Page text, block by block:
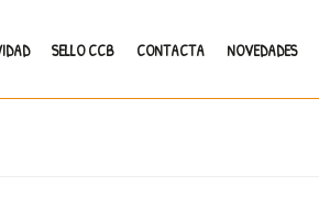
SELLO CCB CONTACTA NOVEDADES